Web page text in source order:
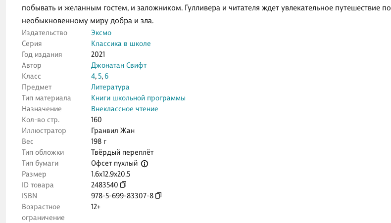
побывать и желанным гостем, и заложником. Гулливера и читателя ждет увлекательное путешествие по
необыкновенному миру добра и зла.
Издательство
Эксмо
Серия
Классика в школе
Год издания
2021
Автор
Джонатан Свифт
Класс
4,5,6
Предмет
Литература
Тип материала
Книги школьной программы
Назначение
Внеклассное чтение
Кол-во стр.
160
Иллюстратор
Гранвил Жан
Вес
198 г
Тип обложки
Твёрдый переплёт
Тип бумаги
Офсет пухлый
Размер
1.6x12.9x20.5
ID товара
2483540
ISBN
978-5-699-83307-8
Возрастное
ограничение
12+